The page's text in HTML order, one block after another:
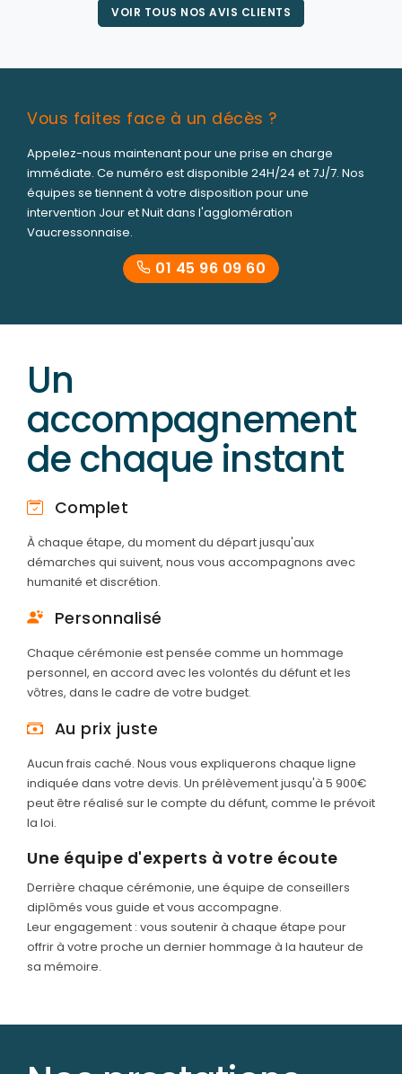
VOIR TOUS NOS AVIS CLIENTS
Vous faites face à un décès ?
Appelez-nous maintenant pour une prise en charge
immédiate. Ce numéro est disponible 24H/24 et 7J/7. Nos
équipes se tiennent à votre disposition pour une
intervention Jour et Nuit dans l'agglomération
Vaucressonnaise.
01 45 96 09 60
Un
accompagnement
de chaque instant
Complet
À chaque étape, du moment du départ jusqu'aux
démarches qui suivent, nous vous accompagnons avec
humanité et discrétion.
Personnalisé
Chaque cérémonie est pensée comme un hommage
personnel, en accord avec les volontés du défunt et les
vôtres, dans le cadre de votre budget.
Au prix juste
Aucun frais caché. Nous vous expliquerons chaque ligne
indiquée dans votre devis. Un prélèvement jusqu'à 5 900€
peut être réalisé sur le compte du défunt, comme le prévoit
la loi.
Une équipe d'experts à votre écoute
Derrière chaque cérémonie, une équipe de conseillers
diplômés vous guide et vous accompagne.
Leur engagement : vous soutenir à chaque étape pour
offrir à votre proche un dernier hommage à la hauteur de
sa mémoire.